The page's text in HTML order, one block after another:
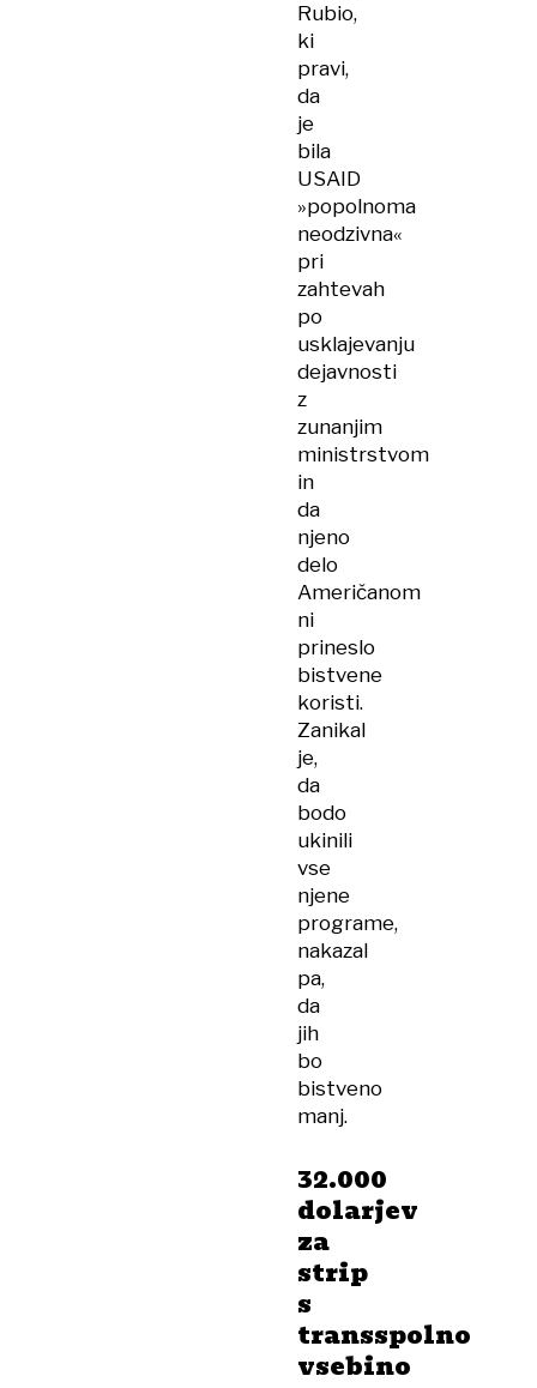
Rubio,
ki
pravi,
da
je
bila
USAID
»popolnoma
neodzivna«
pri
zahtevah
po
usklajevanju
dejavnosti
z
zunanjim
ministrstvom
in
da
njeno
delo
Američanom
ni
prineslo
bistvene
koristi.
Zanikal
je,
da
bodo
ukinili
vse
njene
programe,
nakazal
pa,
da
jih
bo
bistveno
manj.
32.000
dolarjev
za
strip
s
transspolno
vsebino